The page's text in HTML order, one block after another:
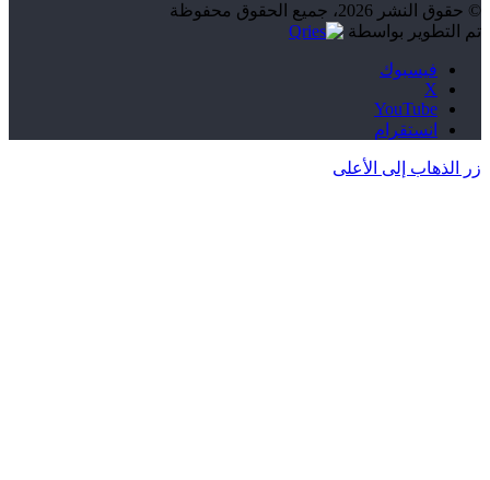
© حقوق النشر 2026، جميع الحقوق محفوظة
تم التطوير بواسطة
فيسبوك
‫X
‫YouTube
انستقرام
زر الذهاب إلى الأعلى